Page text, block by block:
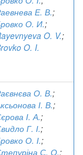
Е. В.;
О. И.;
O. V.;
O. I.
О. В.;
І. В.;
І. А.;
Г. І.;
О. І.;
С. О.;